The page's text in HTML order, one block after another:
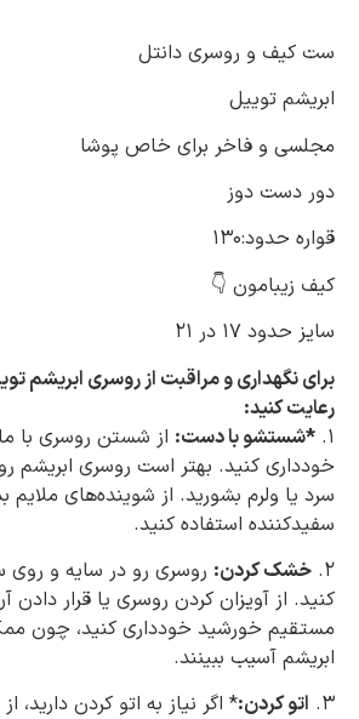
ست کیف و روسری دانتل
ابریشم توییل
مجلسی و فاخر برای خاص پوشا
دور دست دوز
قواره حدود:130
کیف زیبامون 👇
سایز حدود ۱۷ در ۲۱
برای نگهداری و مراقبت از روسری ابریشم
رعایت کنید:
1. *شستشو با دست: از شستن روسری با
خودداری کنید. بهتر است روسری ابریشم
سرد یا ولرم بشورید. از شوینده‌های ملایم
سفیدکننده استفاده کنید.
2. خشک کردن: روسری رو در سایه و
کنید. از آویزان کردن روسری یا قرار
مستقیم خورشید خودداری کنید، چون
ابریشم آسیب ببینند.
3. اتو کردن:* اگر نیاز به اتو کردن دارید،